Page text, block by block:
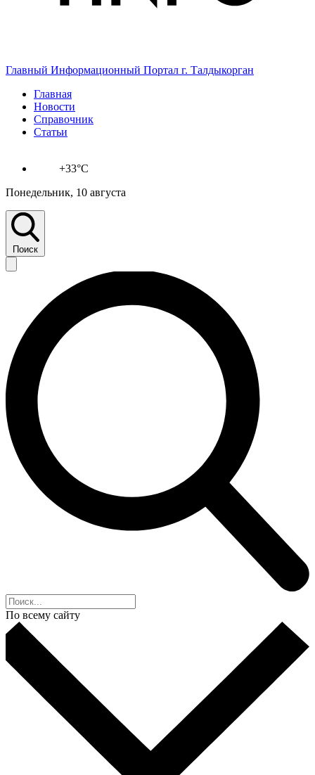
Главный Информационный Портал г. Талдыкорган
Главная
Новости
Справочник
Статьи
+33°C
Понедельник, 10 августа
Поиск
По всему сайту